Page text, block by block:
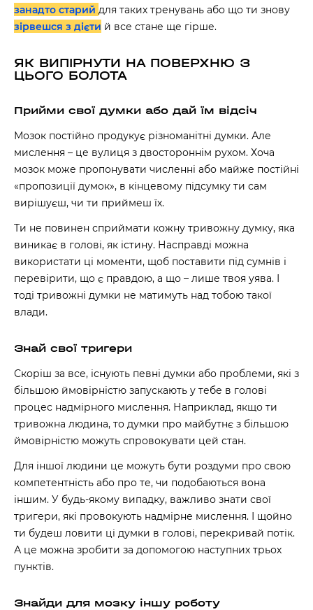
занадто старий для таких тренувань або що ти знову
зірвешся з дієти й все стане ще гірше.
ЯК ВИПІРНУТИ НА ПОВЕРХНЮ З
ЦЬОГО БОЛОТА
Прийми свої думки або дай їм відсіч
Мозок постійно продукує різноманітні думки. Але
мислення – це вулиця з двостороннім рухом. Хоча
мозок може пропонувати численні або майже постійні
«пропозиції думок», в кінцевому підсумку ти сам
вирішуєш, чи ти приймеш їх.
Ти не повинен сприймати кожну тривожну думку, яка
виникає в голові, як істину. Насправді можна
використати ці моменти, щоб поставити під сумнів і
перевірити, що є правдою, а що – лише твоя уява. І
тоді тривожні думки не матимуть над тобою такої
влади.
Знай свої тригери
Скоріш за все, існують певні думки або проблеми, які з
більшою ймовірністю запускають у тебе в голові
процес надмірного мислення. Наприклад, якщо ти
тривожна людина, то думки про майбутнє з більшою
ймовірністю можуть спровокувати цей стан.
Для іншої людини це можуть бути роздуми про свою
компетентність або про те, чи подобаються вона
іншим. У будь-якому випадку, важливо знати свої
тригери, які провокують надмірне мислення. І щойно
ти будеш ловити ці думки в голові, перекривай потік.
А це можна зробити за допомогою наступних трьох
пунктів.
Знайди для мозку іншу роботу